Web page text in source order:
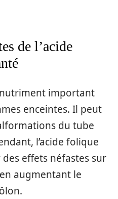
de l’acide
nutriment important
enceintes. Il peut
du tube
l’acide folique
effets néfastes sur
augmentant le